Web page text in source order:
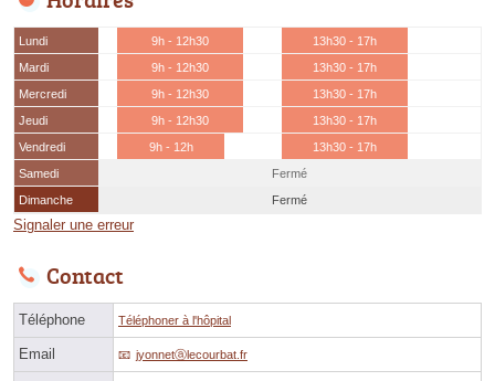
Lundi 9h - 12h30
13h30 - 17h
Mardi
9h - 12h30
13h30 - 17h
Mercredi
9h - 12h30
13h30 - 17h
Jeudi
9h - 12h30
13h30 - 17h
Vendredi
9h - 12h
13h30 - 17h
Samedi
Fermé
Dimanche
Fermé
Signaler une erreur
Contact
Téléphone Téléphoner à l'hôpital
Email jyonnetⓐlecourbat.fr